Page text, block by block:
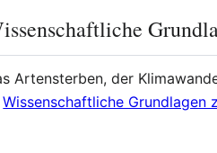
Artensterben, der
Wissenschaftliche Grundlagen